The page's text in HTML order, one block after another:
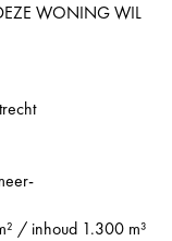
WONING WIL
/ inhoud 1.300 m³